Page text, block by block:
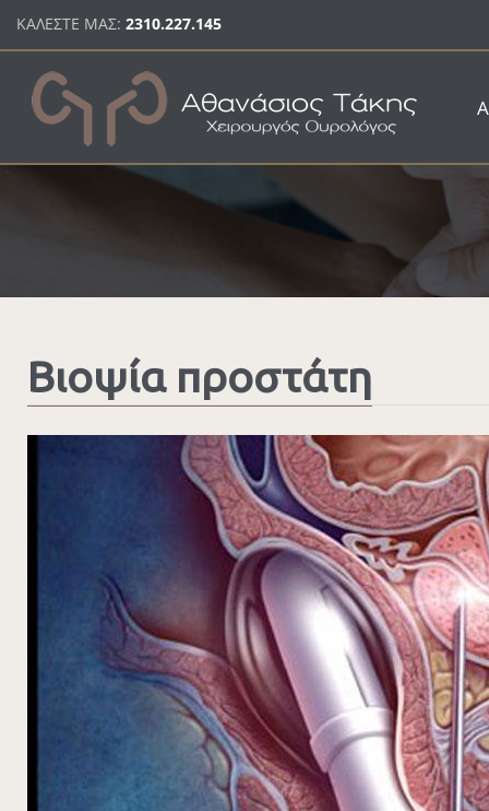
ΚΑΛΕΣΤΕ ΜΑΣ: 2310.227.145
Βιοψία προστάτη